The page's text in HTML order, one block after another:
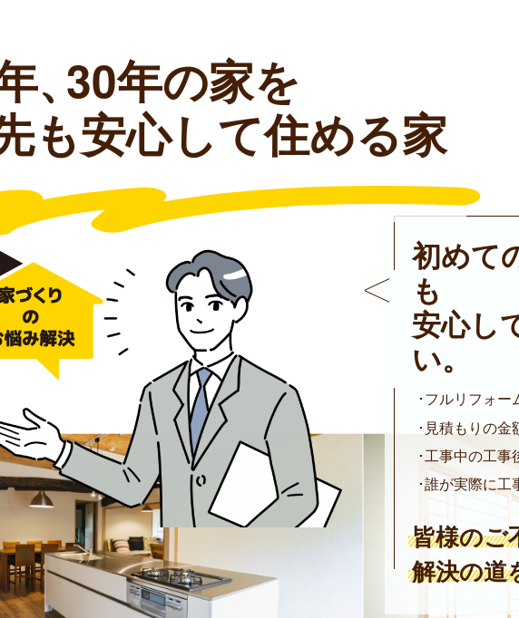
、30年の家を
も安心して住める家
初めて
も
安心し
い。
フルリフォー
見積もりの金
工事中の工事
誰が実際に工
皆様のご
解決の道